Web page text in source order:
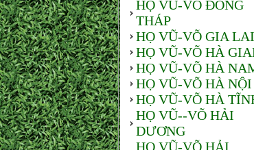
HỌ VŨ-VÕ ĐỒNG
THÁP
HỌ VŨ-VÕ GIA LAI
HỌ VŨ-VÕ HÀ
HỌ VŨ-VÕ HÀ
HỌ VŨ-VÕ HÀ NỘI
HỌ VŨ-VÕ HÀ
HỌ VŨ--VÕ HẢI
DƯƠNG
HỌ VŨ-VÕ HẢI